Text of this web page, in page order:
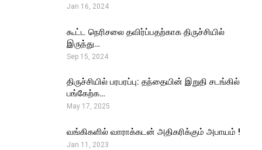
Jan 16, 2024
கூட்ட நெரிசலை தவிர்ப்பதற்காக திருச்சியில்
இருந்து…
Sep 15, 2024
திருச்சியில் பரபரப்பு: தந்தையின் இறுதி சடங்கில்
பங்கேற்க…
May 17, 2025
வங்கிகளில் வாராக்கடன் அதிகரிக்கும் அபாயம் !
Jan 11, 2023